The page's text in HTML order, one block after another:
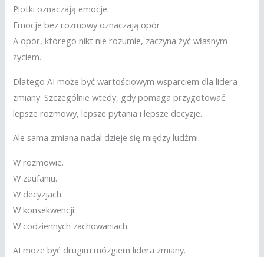
Plotki oznaczają emocje.
Emocje bez rozmowy oznaczają opór.
A opór, którego nikt nie rozumie, zaczyna żyć własnym
życiem.
Dlatego AI może być wartościowym wsparciem dla lidera
zmiany. Szczególnie wtedy, gdy pomaga przygotować
lepsze rozmowy, lepsze pytania i lepsze decyzje.
Ale sama zmiana nadal dzieje się między ludźmi.
W rozmowie.
W zaufaniu.
W decyzjach.
W konsekwencji.
W codziennych zachowaniach.
AI może być drugim mózgiem lidera zmiany.